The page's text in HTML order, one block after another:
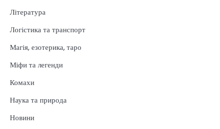
Література
Логістика та транспорт
Магія, езотерика, таро
Міфи та легенди
Комахи
Наука та природа
Новини